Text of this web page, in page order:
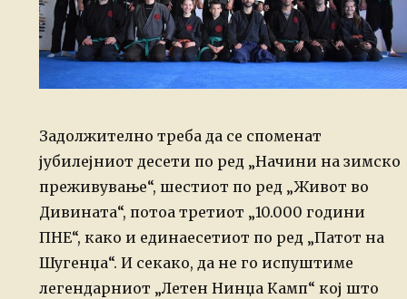
Задолжително треба да се споменат
јубилејниот десети по ред „Начини на зимско
преживување“, шестиот по ред „Живот во
Дивината“, потоа третиот „10.000 години
ПНЕ“, како и единаесетиот по ред „Патот на
Шугенџа“. И секако, да не го испуштиме
легендарниот „Летен Нинџа Камп“ кој што